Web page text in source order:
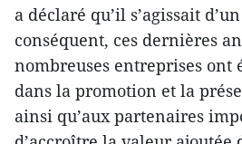
a déclaré qu’il s’agissait
conséquent, ces dernières
nombreuses entreprises ont
dans la promotion et la
ainsi qu’aux partenaires